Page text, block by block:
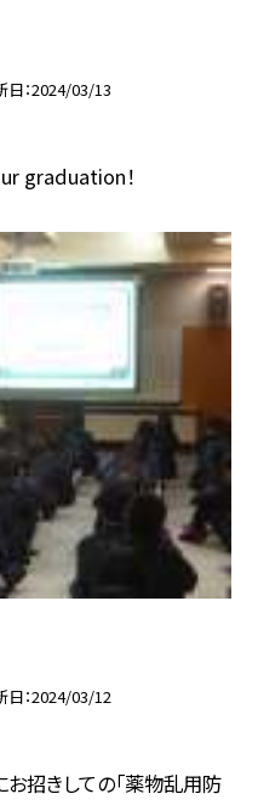
日 2024/03/13
graduation！
日 2024/03/12
招きしての「薬物乱用防